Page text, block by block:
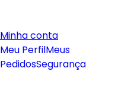
Minha conta
Meu PerfilMeus
PedidosSegurança